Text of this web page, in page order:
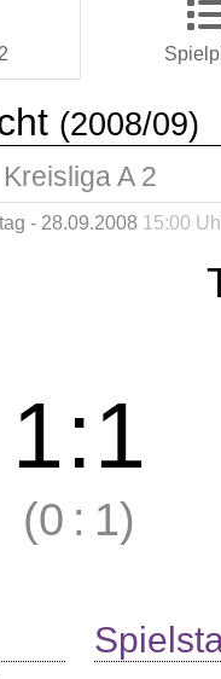
(2008/09)
Kreisliga A 2
- 28.09.2008 15:00
1:1
(0 : 1)